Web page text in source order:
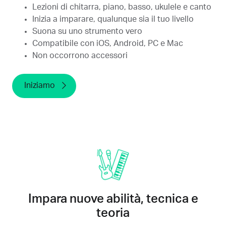
Lezioni di chitarra, piano, basso, ukulele e canto
Inizia a imparare, qualunque sia il tuo livello
Suona su uno strumento vero
Compatibile con iOS, Android, PC e Mac
Non occorrono accessori
Iniziamo
Impara nuove abilità, tecnica e
teoria